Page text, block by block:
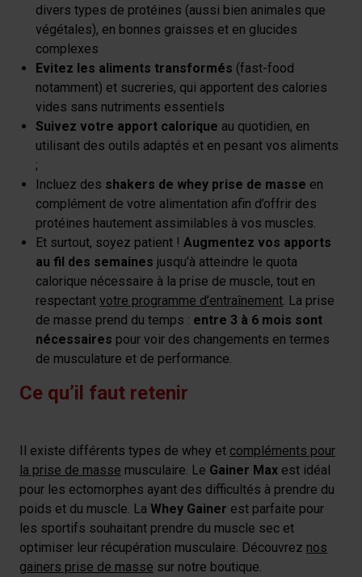
divers types de protéines (aussi bien animales que
végétales), en bonnes graisses et en glucides
complexes
Evitez les aliments transformés (fast-food
notamment) et sucreries, qui apportent des calories
vides sans nutriments essentiels
Suivez votre apport calorique au quotidien, en
utilisant des outils adaptés et en pesant vos aliments
;
Incluez des shakers de whey prise de masse en
complément de votre alimentation afin d’offrir des
protéines hautement assimilables à vos muscles.
Et surtout, soyez patient ! Augmentez vos apports
au fil des semaines jusqu’à atteindre le quota
calorique nécessaire à la prise de muscle, tout en
respectant votre programme d’entraînement. La prise
de masse prend du temps : entre 3 à 6 mois sont
nécessaires pour voir des changements en termes
de musculature et de performance.
Ce qu’il faut retenir
Il existe différents types de whey et compléments pour
la prise de masse musculaire. Le Gainer Max est idéal
pour les ectomorphes ayant des difficultés à prendre du
poids et du muscle. La Whey Gainer est parfaite pour
les sportifs souhaitant prendre du muscle sec et
optimiser leur récupération musculaire. Découvrez nos
gainers prise de masse sur notre boutique.